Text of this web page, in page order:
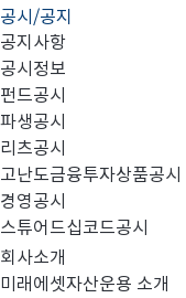
공시/공지
공지사항
공시정보
펀드공시
파생공시
리츠공시
고난도금융투자상품공시
경영공시
스튜어드십코드공시
회사소개
미래에셋자산운용 소개
투자자예탁금